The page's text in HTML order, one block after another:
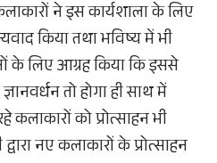
ने इस कार्यशाला के लिए
किया तथा भविष्य में भी
के लिए आग्रह किया कि इससे
तो होगा ही साथ में
कलाकारों को प्रोत्साहन भी
नए कलाकारों के प्रोत्साहन